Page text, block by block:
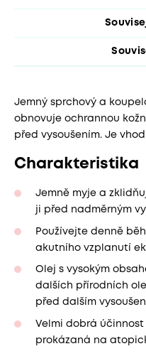
Jemný sprchový a
obnovuje ochrannou
před vysoušením. Je
Charakteristika
Jemně myje a
ji před nadměrným
Používejte denně
akutního vzplanutí
Olej s vysokým
dalších přírodních
před dalším
Velmi dobrá
prokázaná na